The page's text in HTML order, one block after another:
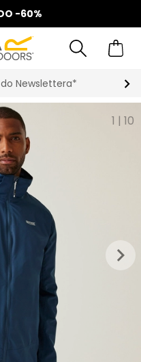
-60%
do Newslettera*
1 | 10
keyboard_arrow_right